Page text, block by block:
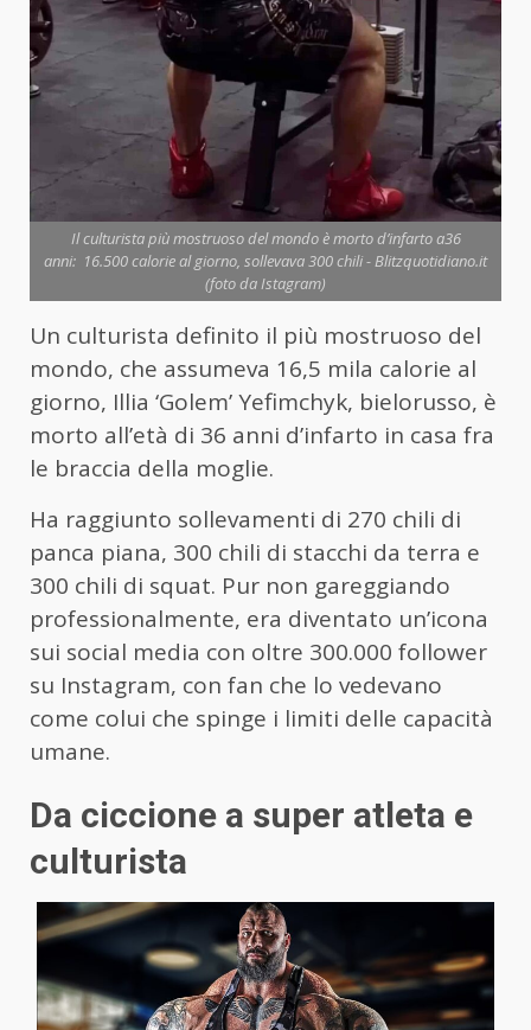
Il culturista più mostruoso del mondo è morto d’infarto a36
anni: 16.500 calorie al giorno, sollevava 300 chili - Blitzquotidiano.it
(foto da Istagram)
Un culturista definito il più mostruoso del
mondo, che assumeva 16,5 mila calorie al
giorno, Illia ‘Golem’ Yefimchyk, bielorusso, è
morto all’età di 36 anni d’infarto in casa fra
le braccia della moglie.
Ha raggiunto sollevamenti di 270 chili di
panca piana, 300 chili di stacchi da terra e
300 chili di squat. Pur non gareggiando
professionalmente, era diventato un’icona
sui social media con oltre 300.000 follower
su Instagram, con fan che lo vedevano
come colui che spinge i limiti delle capacità
umane.
Da ciccione a super atleta e
culturista